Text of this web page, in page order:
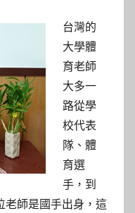
台灣的
大學體
育老師
大多一
路從學
校代表
隊、體
育選
手，到
老師是國手出身，這